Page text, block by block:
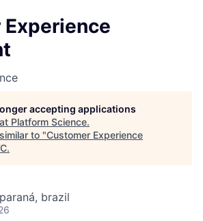
accepting applications
Platform Science.
to "Customer Experience
.
brazil